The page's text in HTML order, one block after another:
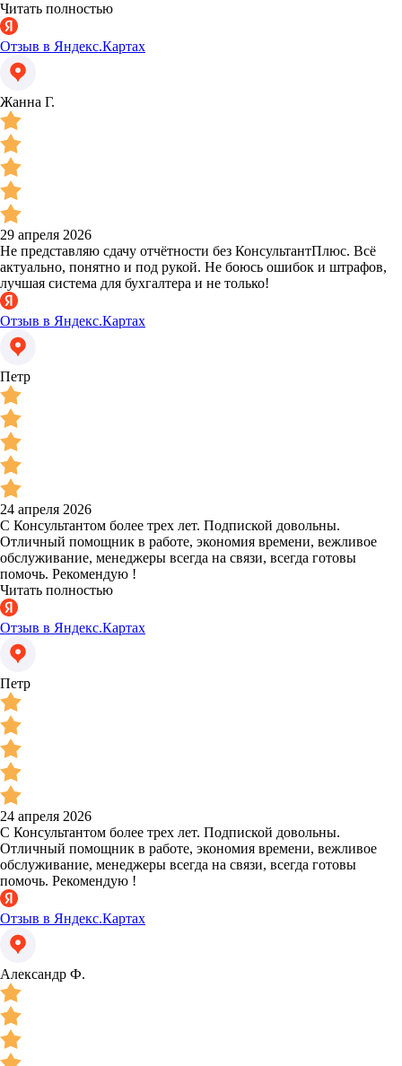
Читать полностью
Отзыв в Яндекс.Картах
Жанна Г.
29 апреля 2026
Не представляю сдачу отчётности без КонсультантПлюс. Всё
актуально, понятно и под рукой. Не боюсь ошибок и штрафов,
лучшая система для бухгалтера и не только!
Отзыв в Яндекс.Картах
Петр
24 апреля 2026
С Консультантом более трех лет. Подпиской довольны.
Отличный помощник в работе, экономия времени, вежливое
обслуживание, менеджеры всегда на связи, всегда готовы
помочь. Рекомендую !
Читать полностью
Отзыв в Яндекс.Картах
Петр
24 апреля 2026
С Консультантом более трех лет. Подпиской довольны.
Отличный помощник в работе, экономия времени, вежливое
обслуживание, менеджеры всегда на связи, всегда готовы
помочь. Рекомендую !
Отзыв в Яндекс.Картах
Александр Ф.